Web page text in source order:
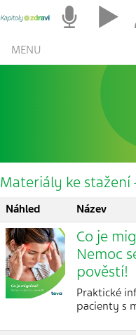
MENU
Materiály ke stažení
Náhled Název
Co je
Nemoc
pověstí!
Praktické
pacienty s